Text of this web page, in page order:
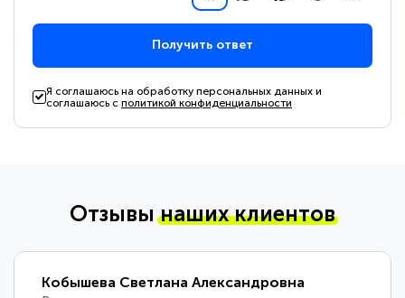
Получить ответ
Я соглашаюсь на обработку персональных данных и
соглашаюсь сполитикой конфиденциальности
Отзывынаших клиентов
Кобышева Светлана Александровна